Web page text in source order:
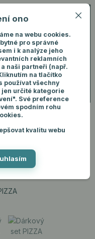
Menu
Hledat
ks
ono
na webu cookies.
pro správné
i k analýze jeho
reklamních
naši partneři (např.
na tlačítko
používat všechny
jen určité kategorie
Své preference
spodním rohu
kvalitu webu